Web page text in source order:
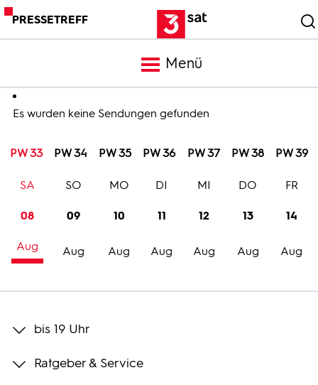
PRESSETREFF
Menü
Meldungen
Programm
Trailer
Bilder
Es wurden keine Sendungen gefunden
PW 33 PW 34 PW 35 PW 36 PW 37 PW 38 PW 39
08
Aug
SA
09
Aug
SO
10
Aug
MO
11
Aug
DI
12
Aug
MI
13
Aug
DO
14
Aug
FR
bis 19 Uhr
Ratgeber & Service